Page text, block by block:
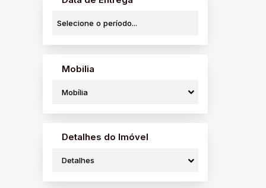
Santo Antônio (2)
São Benedito (2)
Terras de São José (6)
Vila Carvalho (1)
Vila Gomes (1)
(1)
Jardim Boa Vista (1)
Mobilia
Mobília
Detalhes do Imóvel
Detalhes